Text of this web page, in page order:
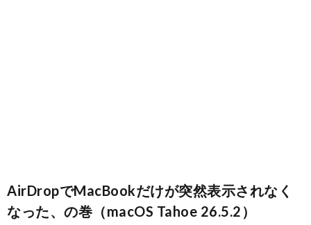
AirDropでMacBookだけが突然表示されなく
なった、の巻（macOS Tahoe 26.5.2）